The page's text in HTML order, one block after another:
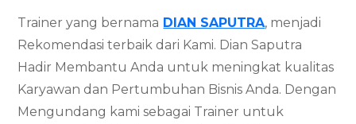
Trainer yang bernama DIAN SAPUTRA, menjadi
Rekomendasi terbaik dari Kami. Dian Saputra
Hadir Membantu Anda untuk meningkat kualitas
Karyawan dan Pertumbuhan Bisnis Anda. Dengan
Mengundang kami sebagai Trainer untuk